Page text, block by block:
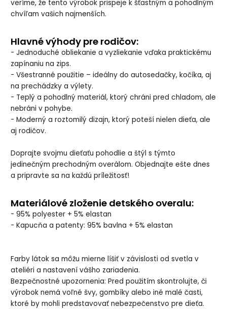
veríme, že tento výrobok prispeje k šťastným a pohodlným
chvíľam vašich najmenších.
Hlavné výhody pre rodičov:
- Jednoduché obliekanie a vyzliekanie vďaka praktickému
zapínaniu na zips.
- Všestranné použitie – ideálny do autosedačky, kočíka, aj
na prechádzky a výlety.
- Teplý a pohodlný materiál, ktorý chráni pred chladom, ale
nebráni v pohybe.
- Moderný a roztomilý dizajn, ktorý poteší nielen dieťa, ale
aj rodičov.
Doprajte svojmu dieťaťu pohodlie a štýl s týmto
jedinečným prechodným overálom. Objednajte ešte dnes
a pripravte sa na každú príležitosť!
Materiálové zloženie detského overalu:
- 95% polyester + 5% elastan
- Kapucňa a patenty: 95% bavlna + 5% elastan
Farby látok sa môžu mierne líšiť v závislosti od svetla v
ateliéri a nastavení vášho zariadenia.
Bezpečnostné upozornenia: Pred použitím skontrolujte, či
výrobok nemá voľné švy, gombíky alebo iné malé časti,
ktoré by mohli predstavovať nebezpečenstvo pre dieťa.